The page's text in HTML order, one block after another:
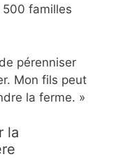
familles
pérenniser
Mon fils peut
la ferme. »
la